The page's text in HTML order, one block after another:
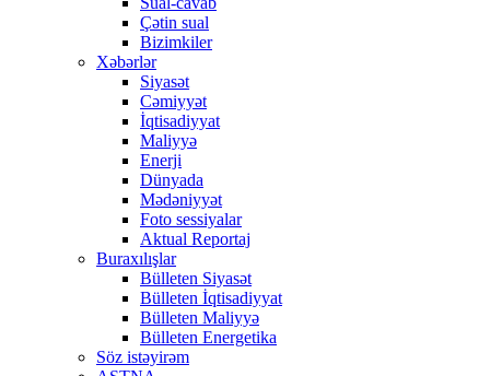
Çətin sual
Bizimkiler
Xəbərlər
Siyasət
Cəmiyyət
İqtisadiyyat
Maliyyə
Enerji
Dünyada
Mədəniyyət
Foto sessiyalar
Aktual Reportaj
Buraxılışlar
Bülleten Siyasət
Bülleten İqtisadiyyat
Bülleten Maliyyə
Bülleten Energetika
Söz istəyirəm